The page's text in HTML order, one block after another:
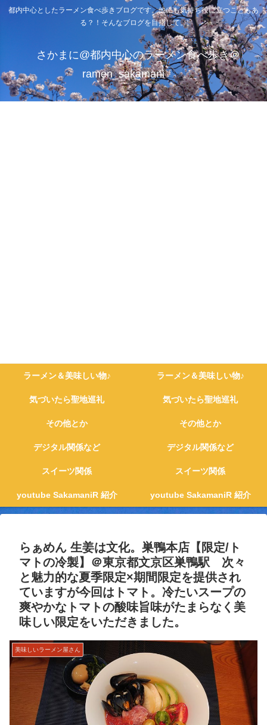
都内中心としたラーメン食べ歩きブログです。他にも気持ち役に立つこともあ
る？！そんなブログを目指して。
さかまに@都内中心のラーメン食べ歩き＠
ramen_sakamani
ラーメン＆美味しい物♪ ラーメン＆美味しい物♪
気づいたら聖地巡礼 気づいたら聖地巡礼
その他とか その他とか
デジタル関係など デジタル関係など
スイーツ関係 スイーツ関係
youtube SakamaniR 紹介 youtube SakamaniR 紹介
らぁめん 生姜は文化。巣鴨本店【限定/ト
マトの冷製】＠東京都文京区巣鴨駅 次々
と魅力的な夏季限定×期間限定を提供され
ていますが今回はトマト。冷たいスープの
爽やかなトマトの酸味旨味がたまらなく美
味しい限定をいただきました。
美味しいラーメン屋さん